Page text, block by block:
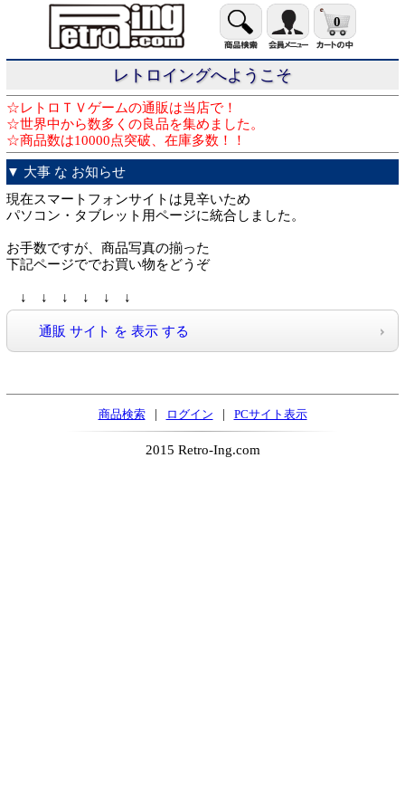
0
レトロイングへようこそ
☆レトロＴＶゲームの通販は当店で！
☆世界中から数多くの良品を集めました。
☆商品数は10000点突破、在庫多数！！
▼ 大事 な お知らせ
現在スマートフォンサイトは見辛いため
パソコン・タブレット用ページに統合しました。
お手数ですが、商品写真の揃った
下記ページででお買い物をどうぞ
↓ ↓ ↓ ↓ ↓ ↓
通販 サイト を 表示 する
商品検索 | ログイン | PCサイト表示
2015 Retro-Ing.com